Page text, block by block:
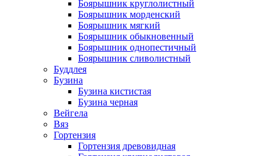
Боярышник круглолистный
Боярышник морденский
Боярышник мягкий
Боярышник обыкновенный
Боярышник однопестичный
Боярышник сливолистный
Буддлея
Бузина
Бузина кистистая
Бузина черная
Вейгела
Вяз
Гортензия
Гортензия древовидная